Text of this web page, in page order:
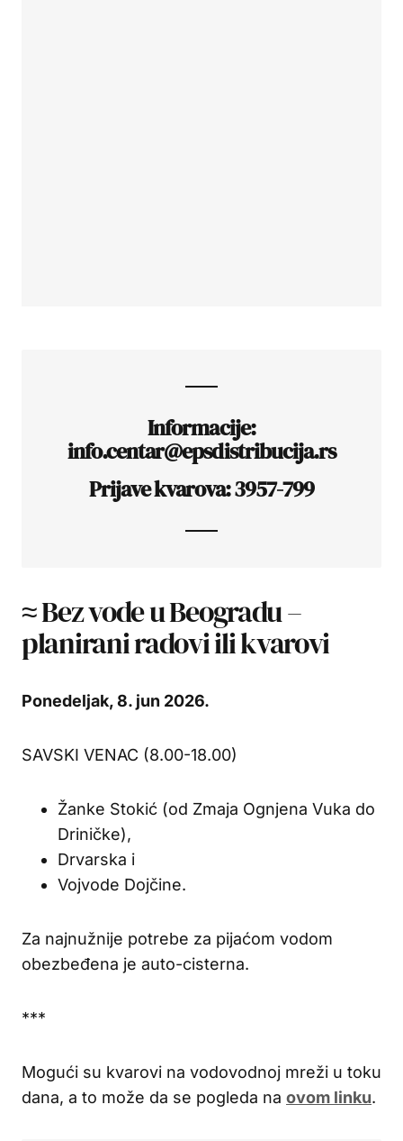
Informacije:
info.centar@epsdistribucija.rs
Prijave kvarova: 3957-799
≈ Bez vode u Beogradu –
planirani radovi ili kvarovi
Ponedeljak, 8. jun 2026.
SAVSKI VENAC (8.00-18.00)
Žanke Stokić (od Zmaja Ognjena Vuka do
Driničke),
Drvarska i
Vojvode Dojčine.
Za najnužnije potrebe za pijaćom vodom
obezbeđena je auto-cisterna.
***
Mogući su kvarovi na vodovodnoj mreži u toku
dana, a to može da se pogleda na ovom linku.